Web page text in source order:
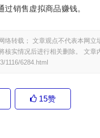
销售虚拟商品赚钱。
转载； 文章观点不代表本网立
实情况后进行相关删除。 文章
1116/6284.html
15赞